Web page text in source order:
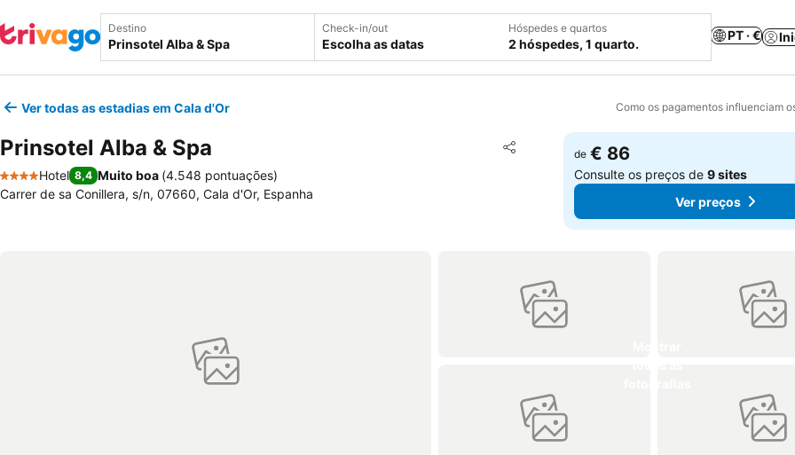
Destino Check-in/out
Escolha as datas
Hóspedes e quartos
2 hóspedes, 1 quarto.
PT · €
Ver todas as estadias em Cala d'Or Como os pagamentos influenciam
Prinsotel Alba & Spa Partilhar
Adicionar aos favoritos
4 Estrelas
Hotel 8,4 Muito boa (4.548 pontuações)
Carrer de sa Conillera, s/n, 07660, Cala d'Or, Espanha
de € 86
Consulte os preços de9 sites
Ver preços